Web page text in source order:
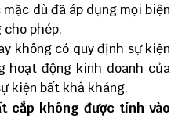
dù đã áp dụng mọi biện
phép.
không có quy định sự kiện
hoạt động kinh doanh của
kiện bất khả kháng.
cắp không được tính vào